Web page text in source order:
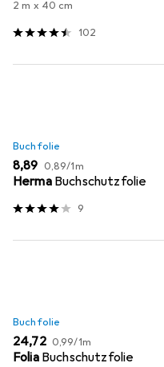
2 m x 40 cm
102
Buchfolie
EUR
8,89 EUR
0,89/1m
Herma Buchschutzfolie
9
Buchfolie
EUR
24,72 EUR
0,99/1m
Folia Buchschutzfolie